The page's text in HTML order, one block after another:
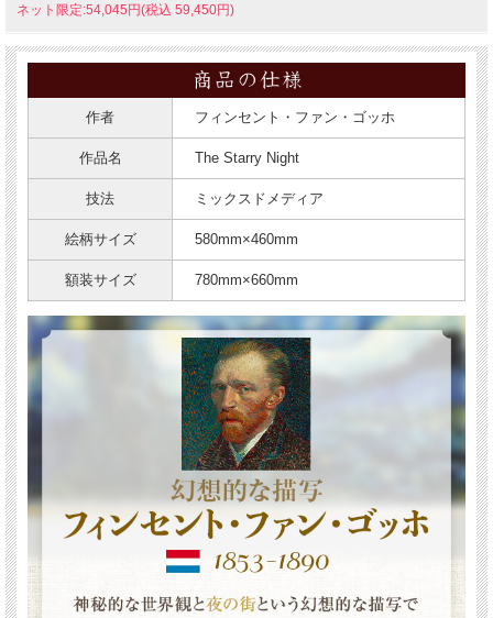
ネット限定:54,045円(税込 59,450円)
作者 フィンセント・ファン・ゴッホ
作品名 The Starry Night
技法 ミックスドメディア
絵柄サイズ 580mm×460mm
額装サイズ 780mm×660mm